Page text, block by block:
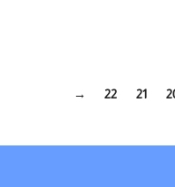
21
22
→